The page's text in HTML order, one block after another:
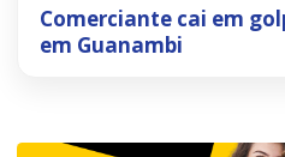
Comerciante cai em
em Guanambi